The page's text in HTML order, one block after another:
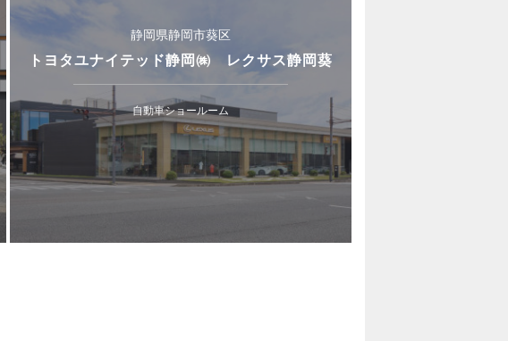
静岡県静岡市葵区
トヨタユナイテッド静岡㈱ レクサス静岡葵
自動車ショールーム